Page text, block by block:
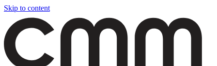
Skip to content